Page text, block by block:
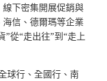
下密集開展促銷與
信、德爾瑪等企業
從“走出往”到“走上
球行、全國行、南